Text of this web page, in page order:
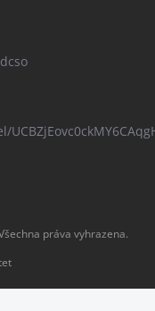
práva vyhrazena.